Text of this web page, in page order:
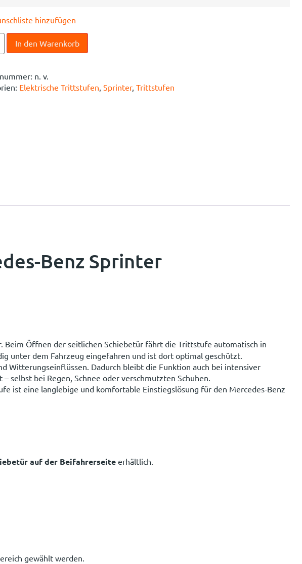
hinzufügen
In den Warenkorb
n. v.
Elektrische Trittstufen, Sprinter, Trittstufen
Benz Sprinter
Öffnen der seitlichen Schiebetür fährt die Trittstufe automatisch in
unter dem Fahrzeug eingefahren und ist dort optimal geschützt.
Witterungseinflüssen. Dadurch bleibt die Funktion auch bei intensiver
selbst bei Regen, Schnee oder verschmutzten Schuhen.
ist eine langlebige und komfortable Einstiegslösung für den Mercedes-Benz
auf der Beifahrerseiteerhältlich.
gewählt werden.